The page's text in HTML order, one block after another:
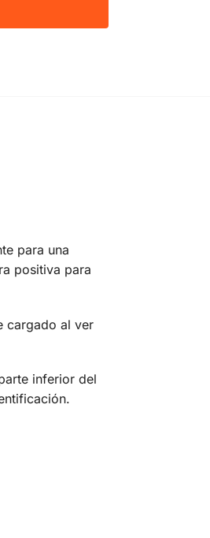
para una
positiva para
cargado al ver
inferior del